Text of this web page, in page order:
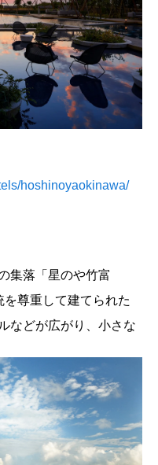
hoshinoyaokinawa/
集落「星のや竹富
尊重して建てられた
などが広がり、小さな